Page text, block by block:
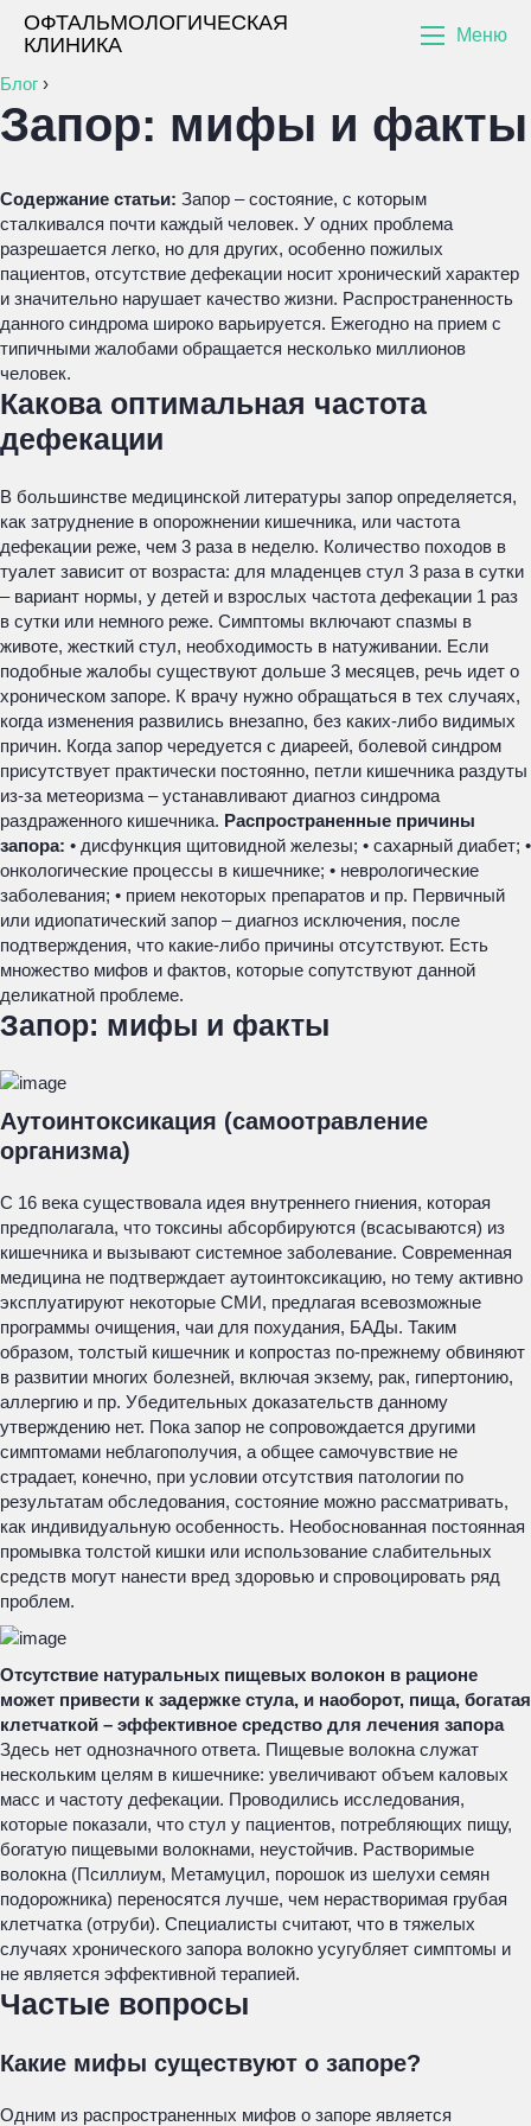
ОФТАЛЬМОЛОГИЧЕСКАЯ
КЛИНИКА
Меню
Блог ›
Запор: мифы и факты
Содержание статьи: Запор – состояние, с которым
сталкивался почти каждый человек. У одних проблема
разрешается легко, но для других, особенно пожилых
пациентов, отсутствие дефекации носит хронический характер
и значительно нарушает качество жизни. Распространенность
данного синдрома широко варьируется. Ежегодно на прием с
типичными жалобами обращается несколько миллионов
человек.
Какова оптимальная частота
дефекации
В большинстве медицинской литературы запор определяется,
как затруднение в опорожнении кишечника, или частота
дефекации реже, чем 3 раза в неделю. Количество походов в
туалет зависит от возраста: для младенцев стул 3 раза в сутки
– вариант нормы, у детей и взрослых частота дефекации 1 раз
в сутки или немного реже. Симптомы включают спазмы в
животе, жесткий стул, необходимость в натуживании. Если
подобные жалобы существуют дольше 3 месяцев, речь идет о
хроническом запоре. К врачу нужно обращаться в тех случаях,
когда изменения развились внезапно, без каких-либо видимых
причин. Когда запор чередуется с диареей, болевой синдром
присутствует практически постоянно, петли кишечника раздуты
из-за метеоризма – устанавливают диагноз синдрома
раздраженного кишечника. Распространенные причины
запора: • дисфункция щитовидной железы; • сахарный диабет; •
онкологические процессы в кишечнике; • неврологические
заболевания; • прием некоторых препаратов и пр. Первичный
или идиопатический запор – диагноз исключения, после
подтверждения, что какие-либо причины отсутствуют. Есть
множество мифов и фактов, которые сопутствуют данной
деликатной проблеме.
Запор: мифы и факты
Аутоинтоксикация (самоотравление
организма)
С 16 века существовала идея внутреннего гниения, которая
предполагала, что токсины абсорбируются (всасываются) из
кишечника и вызывают системное заболевание. Современная
медицина не подтверждает аутоинтоксикацию, но тему активно
эксплуатируют некоторые СМИ, предлагая всевозможные
программы очищения, чаи для похудания, БАДы. Таким
образом, толстый кишечник и копростаз по-прежнему обвиняют
в развитии многих болезней, включая экзему, рак, гипертонию,
аллергию и пр. Убедительных доказательств данному
утверждению нет. Пока запор не сопровождается другими
симптомами неблагополучия, а общее самочувствие не
страдает, конечно, при условии отсутствия патологии по
результатам обследования, состояние можно рассматривать,
как индивидуальную особенность. Необоснованная постоянная
промывка толстой кишки или использование слабительных
средств могут нанести вред здоровью и спровоцировать ряд
проблем.
Отсутствие натуральных пищевых волокон в рационе
может привести к задержке стула, и наоборот, пища, богатая
клетчаткой – эффективное средство для лечения запора
Здесь нет однозначного ответа. Пищевые волокна служат
нескольким целям в кишечнике: увеличивают объем каловых
масс и частоту дефекации. Проводились исследования,
которые показали, что стул у пациентов, потребляющих пищу,
богатую пищевыми волокнами, неустойчив. Растворимые
волокна (Псиллиум, Метамуцил, порошок из шелухи семян
подорожника) переносятся лучше, чем нерастворимая грубая
клетчатка (отруби). Специалисты считают, что в тяжелых
случаях хронического запора волокно усугубляет симптомы и
не является эффективной терапией.
Частые вопросы
Какие мифы существуют о запоре?
Одним из распространенных мифов о запоре является